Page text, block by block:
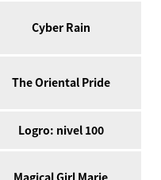
Cyber Rain
The Oriental Pride
Logro: nivel 100